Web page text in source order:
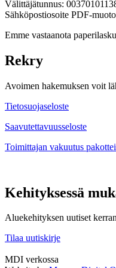
Välittäjätunnus:
Sähköpostiosoite PDF-
Emme vastaanota
Rekry
Avoimen hakemuksen voit
Tietosuojaseloste
Saavutettavuusseloste
Toimittajan vakuutus
Kehityksessä
Aluekehityksen uutiset
Tilaa uutiskirje
MDI verkossa